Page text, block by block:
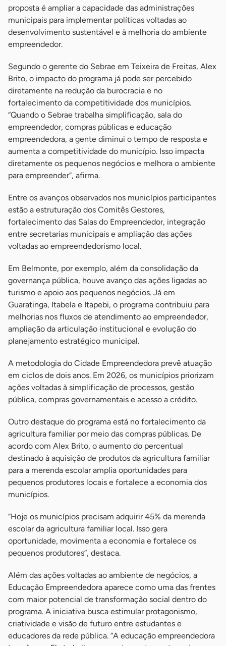
proposta é ampliar a capacidade das administrações
municipais para implementar políticas voltadas ao
desenvolvimento sustentável e à melhoria do ambiente
empreendedor.
Segundo o gerente do Sebrae em Teixeira de Freitas, Alex
Brito, o impacto do programa já pode ser percebido
diretamente na redução da burocracia e no
fortalecimento da competitividade dos municípios.
“Quando o Sebrae trabalha simplificação, sala do
empreendedor, compras públicas e educação
empreendedora, a gente diminui o tempo de resposta e
aumenta a competitividade do município. Isso impacta
diretamente os pequenos negócios e melhora o ambiente
para empreender”, afirma.
Entre os avanços observados nos municípios participantes
estão a estruturação dos Comitês Gestores,
fortalecimento das Salas do Empreendedor, integração
entre secretarias municipais e ampliação das ações
voltadas ao empreendedorismo local.
Em Belmonte, por exemplo, além da consolidação da
governança pública, houve avanço das ações ligadas ao
turismo e apoio aos pequenos negócios. Já em
Guaratinga, Itabela e Itapebi, o programa contribuiu para
melhorias nos fluxos de atendimento ao empreendedor,
ampliação da articulação institucional e evolução do
planejamento estratégico municipal.
A metodologia do Cidade Empreendedora prevê atuação
em ciclos de dois anos. Em 2026, os municípios priorizam
ações voltadas à simplificação de processos, gestão
pública, compras governamentais e acesso a crédito.
Outro destaque do programa está no fortalecimento da
agricultura familiar por meio das compras públicas. De
acordo com Alex Brito, o aumento do percentual
destinado à aquisição de produtos da agricultura familiar
para a merenda escolar amplia oportunidades para
pequenos produtores locais e fortalece a economia dos
municípios.
“Hoje os municípios precisam adquirir 45% da merenda
escolar da agricultura familiar local. Isso gera
oportunidade, movimenta a economia e fortalece os
pequenos produtores”, destaca.
Além das ações voltadas ao ambiente de negócios, a
Educação Empreendedora aparece como uma das frentes
com maior potencial de transformação social dentro do
programa. A iniciativa busca estimular protagonismo,
criatividade e visão de futuro entre estudantes e
educadores da rede pública. “A educação empreendedora